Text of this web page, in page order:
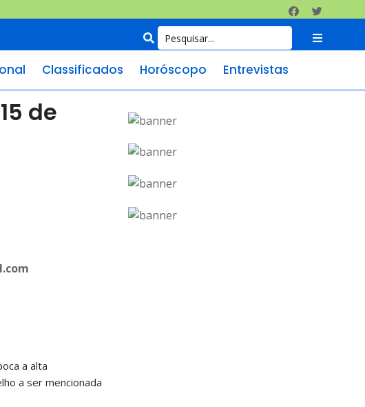
Classificados Horóscopo Entrevistas
de
a alta
a ser mencionada